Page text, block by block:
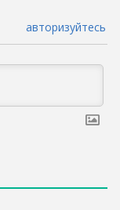
авторизуйтесь